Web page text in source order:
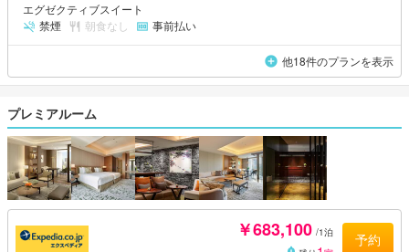
エグゼクティブスイート
禁煙
朝食なし 事前払い
他18件のプランを表示
プレミアルーム
￥683,100 /1泊
予約